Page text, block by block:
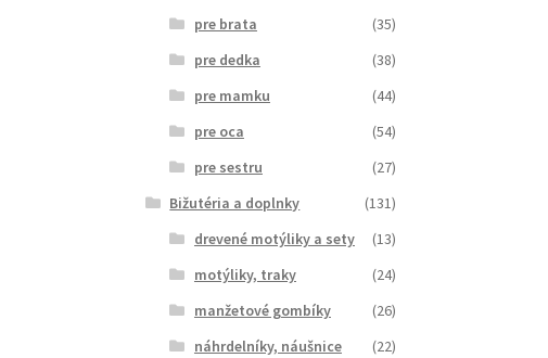
pre brata
(35)
pre dedka
(38)
pre mamku
(44)
pre oca
(54)
pre sestru
(27)
Bižutéria a doplnky
(131)
drevené motýliky a sety
(13)
motýliky, traky
(24)
manžetové gombíky
(26)
náhrdelníky, náušnice
(22)